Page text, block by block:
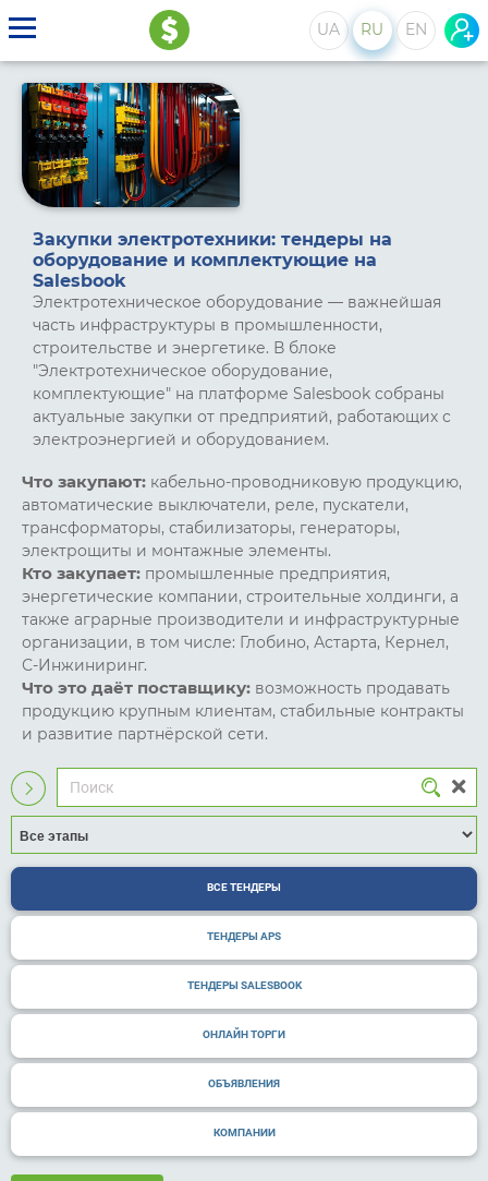
UA RU EN
Закупки электротехники: тендеры на
оборудование и комплектующие на
Salesbook
Электротехническое оборудование — важнейшая
часть инфраструктуры в промышленности,
строительстве и энергетике. В блоке
"Электротехническое оборудование,
комплектующие" на платформе Salesbook собраны
актуальные закупки от предприятий, работающих с
электроэнергией и оборудованием.
Что закупают: кабельно-проводниковую продукцию,
автоматические выключатели, реле, пускатели,
трансформаторы, стабилизаторы, генераторы,
электрощиты и монтажные элементы.
Кто закупает: промышленные предприятия,
энергетические компании, строительные холдинги, а
также аграрные производители и инфраструктурные
организации, в том числе: Глобино, Астарта, Кернел,
С-Инжиниринг.
Что это даёт поставщику: возможность продавать
продукцию крупным клиентам, стабильные контракты
и развитие партнёрской сети.
ВСЕ ТЕНДЕРЫ
ТЕНДЕРЫ APS
ТЕНДЕРЫ SALESBOOK
ОНЛАЙН ТОРГИ
ОБЪЯВЛЕНИЯ
КОМПАНИИ